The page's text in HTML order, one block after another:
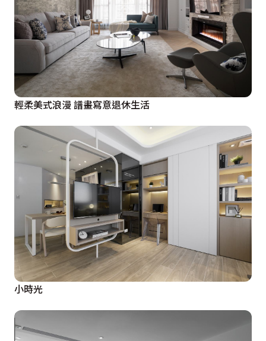
輕柔美式浪漫 譜畫寫意退休生活
小時光